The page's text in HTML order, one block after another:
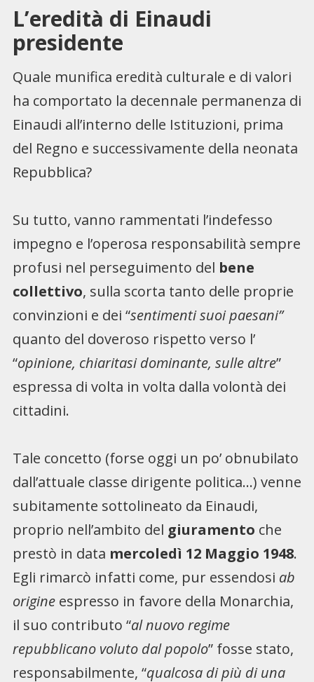
L’eredità di Einaudi
presidente
Quale munifica eredità culturale e di valori
ha comportato la decennale permanenza di
Einaudi all’interno delle Istituzioni, prima
del Regno e successivamente della neonata
Repubblica?
Su tutto, vanno rammentati l’indefesso
impegno e l’operosa responsabilità sempre
profusi nel perseguimento del bene
collettivo, sulla scorta tanto delle proprie
convinzioni e dei “sentimenti suoi paesani”
quanto del doveroso rispetto verso l’
“opinione, chiaritasi dominante, sulle altre”
espressa di volta in volta dalla volontà dei
cittadini.
Tale concetto (forse oggi un po’ obnubilato
dall’attuale classe dirigente politica…) venne
subitamente sottolineato da Einaudi,
proprio nell’ambito del giuramento che
prestò in data mercoledì 12 Maggio 1948.
Egli rimarcò infatti come, pur essendosi ab
origine espresso in favore della Monarchia,
il suo contributo “al nuovo regime
repubblicano voluto dal popolo” fosse stato,
responsabilmente, “qualcosa di più di una